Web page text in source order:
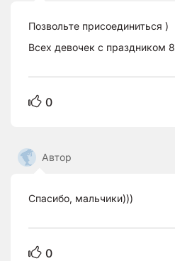
Позвольте присоединиться )
Всех девочек с праздником
0
Автор
Спасибо, мальчики)))
0